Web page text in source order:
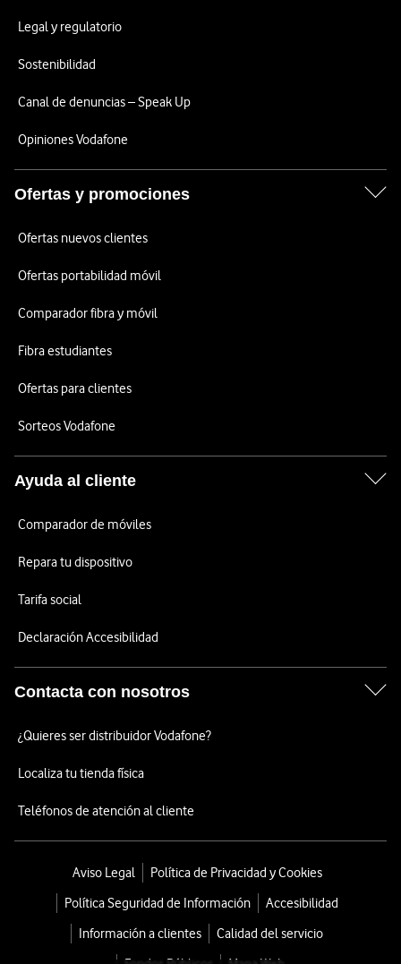
Legal y regulatorio
Sostenibilidad
Canal de denuncias – Speak Up
Opiniones Vodafone
Ofertas y promociones
Ofertas nuevos clientes
Ofertas portabilidad móvil
Comparador fibra y móvil
Fibra estudiantes
Ofertas para clientes
Sorteos Vodafone
Ayuda al cliente
Comparador de móviles
Repara tu dispositivo
Tarifa social
Declaración Accesibilidad
Contacta con nosotros
¿Quieres ser distribuidor Vodafone?
Localiza tu tienda física
Teléfonos de atención al cliente
Aviso Legal
Política de Privacidad y Cookies
Política Seguridad de Información
Accesibilidad
Información a clientes
Calidad del servicio